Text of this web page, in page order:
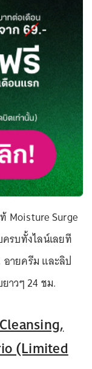
Moisture Surge
รบทั้งไลน์เลยที
อายครีม และลิป
าวๆ 24 ชม.
(Limited